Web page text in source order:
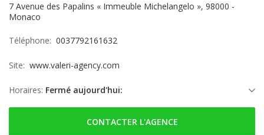
7 Avenue des Papalins « Immeuble Michelangelo », 98000 -
Monaco
Téléphone: 0037792161632
Site: www.valeri-agency.com
Horaires: Fermé aujourd'hui:
dimanche: Fermé
lundi: 09:00 - 18:00CONTACTER L'AGENCE